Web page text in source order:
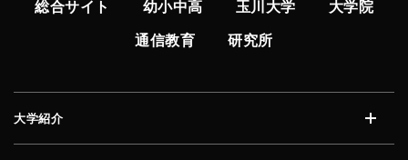
総合サイト 幼小中高 玉川大学 大学院
通信教育 研究所
大学紹介